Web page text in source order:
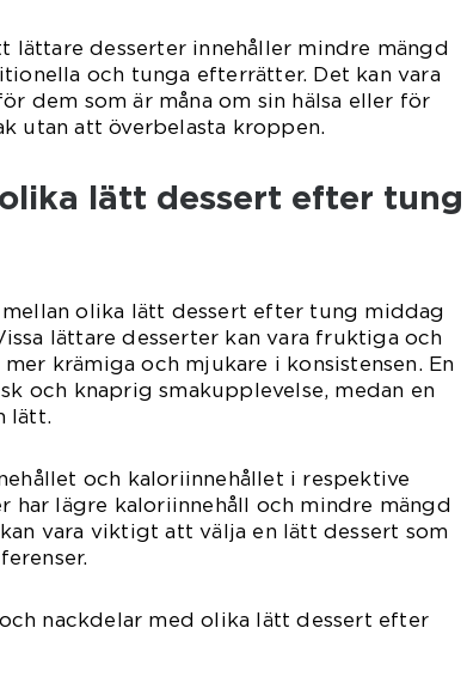
lättare desserter innehåller mindre mängd
och tunga efterrätter. Det kan vara
dem som är måna om sin hälsa eller för
utan att överbelasta kroppen.
lätt dessert efter tung
olika lätt dessert efter tung middag
lättare desserter kan vara fruktiga och
krämiga och mjukare i konsistensen. En
och knaprig smakupplevelse, medan en
lätt.
och kaloriinnehållet i respektive
har lägre kaloriinnehåll och mindre mängd
vara viktigt att välja en lätt dessert som
nackdelar med olika lätt dessert efter